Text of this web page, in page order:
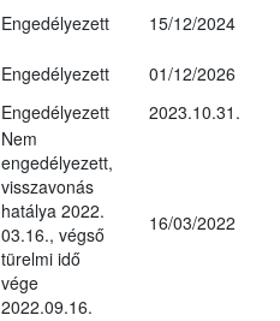
Engedélyezett 15/12/2024
Engedélyezett
01/12/2026
Engedélyezett 2023.10.31.
Nem
engedélyezett,
visszavonás
hatálya 2022.
03.16., végső
türelmi idő
vége
2022.09.16.
16/03/2022